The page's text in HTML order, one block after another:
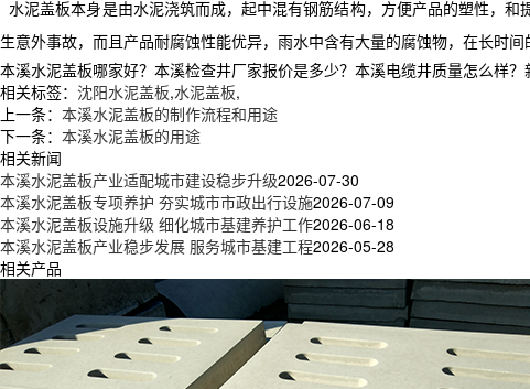
水泥盖板本身是由水泥浇筑而成，起中混有钢筋结构，方便产品的塑性，
生意外事故，而且产品耐腐蚀性能优异，雨水中含有大量的腐蚀物，在长时
本溪水泥盖板哪家好？本溪检查井厂家报价是多少？本溪电缆井质量怎么样
相关标签： 沈阳水泥盖板,水泥盖板,
上一条： 本溪水泥盖板的制作流程和用途
下一条： 本溪水泥盖板的用途
相关新闻
本溪水泥盖板产业适配城市建设稳步升级2026-07-30
本溪水泥盖板专项养护 夯实城市市政出行设施2026-07-09
本溪水泥盖板设施升级 细化城市基建养护工作2026-06-18
本溪水泥盖板产业稳步发展 服务城市基建工程2026-05-28
相关产品